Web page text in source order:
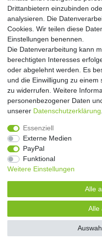
Widerrufs­recht
Drittanbietern einzubinden
analysieren. Die
Cookies. Wir teilen diese
Einstellungen benennen.
Die Datenverarbeitung kann
berechtigten Interesses
oder abgelehnt werden. Es
und die Einwilligung zu
zu widerrufen. Weitere
personenbezogener Daten
unserer Daten­schutz­erklärung
Essenziell
Externe Medien
PayPal
Funktional
Weitere Einstellungen
Alle
Alle
Copyright 2016 |
Angebote gelten nur für
Widerrufs­recht